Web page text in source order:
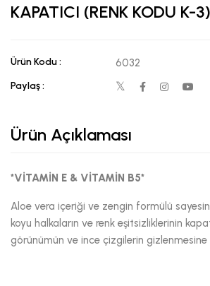
KAPATICI (RENK KODU K-3)
Ürün Kodu : 6032
Paylaş :
Ürün Açıklaması
*VİTAMİN E & VİTAMİN B5*
Aloe vera içeriği ve zengin formülü
koyu halkaların ve renk eşitsizliklerinin
görünümün ve ince çizgilerin gizlenmesine